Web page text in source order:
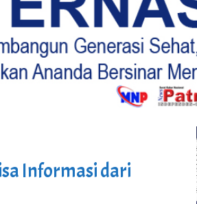
Informasi dari